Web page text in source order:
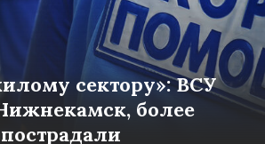
сектору»: ВСУ
более